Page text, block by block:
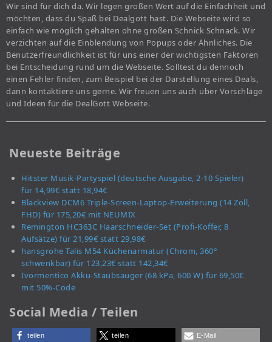
Wir sind für dich da. Wir legen großen Wert auf die Einfachheit und
möchten, dass du Spaß bei Dealgott hast. Die Webseite wird so
einfach wie möglich gehalten ohne großen Schnick Schnack. Wir
verzichten auf die Einblendung von Popups oder Ähnliches. Die
Benutzerfreundlichkeit ist für uns einer der wichtigsten Faktoren
bei Entscheidung rund um die Webseite. Solltest du dennoch
einen Fehler finden, zum Beispiel bei der Darstellung eines Deals,
dann kontaktiere uns gerne. Wir freuen uns auch über Vorschläge
und Ideen für die DealGott Webseite.
Neueste Beiträge
Hitster Musik-Partyspiel (deutsche Ausgabe, 2-10 Spieler)
für 14,99€ statt 18,94€
Blackview DCM6 Triple-Screen-Laptop-Erweiterung (14 Zoll,
FHD) für 175,20€ mit NEUMIX
Remington HC363C Haarschneider-Set (Profi-Koffer, 8
Aufsätze) für 21,99€ statt 29,98€
hansgrohe Talis M54 Küchenarmatur (Chrom, 360°
schwenkbar) für 123,23€ statt 142,34€
Ivormentico Akku-Staubsauger (68 kPa, 600 W) für 69,50€
mit 50%-Code
Social Media / Teilen
teilen teilen E-Mail